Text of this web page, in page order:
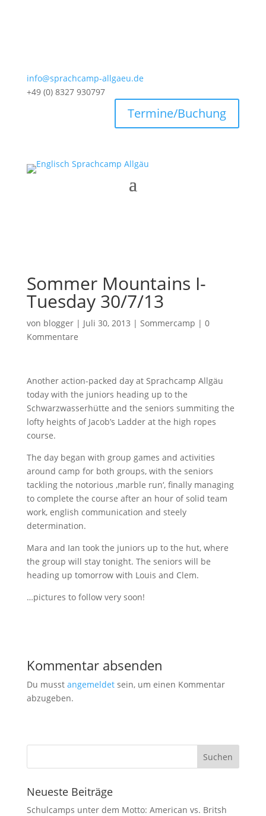
info@sprachcamp-allgaeu.de
+49 (0) 8327 930797
Termine/Buchung
Sommer Mountains I-
Tuesday 30/7/13
von blogger| Juli 30, 2013 | Sommercamp | 0
Kommentare
Another action-packed day at Sprachcamp Allgäu
today with the juniors heading up to the
Schwarzwasserhütte and the seniors summiting the
lofty heights of Jacob’s Ladder at the high ropes
course.
The day began with group games and activities
around camp for both groups, with the seniors
tackling the notorious ‚marble run‘, finally managing
to complete the course after an hour of solid team
work, english communication and steely
determination.
Mara and Ian took the juniors up to the hut, where
the group will stay tonight. The seniors will be
heading up tomorrow with Louis and Clem.
…pictures to follow very soon!
Kommentar absenden
Du musst angemeldetsein, um einen Kommentar
abzugeben.
Neueste Beiträge
Schulcamps unter dem Motto: American vs. Britsh